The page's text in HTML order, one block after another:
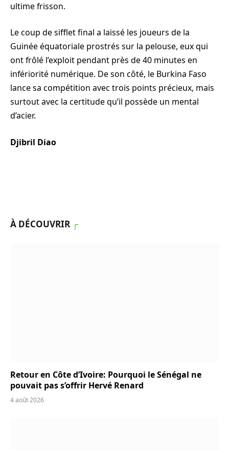
ultime frisson.
Le coup de sifflet final a laissé les joueurs de la
Guinée équatoriale prostrés sur la pelouse, eux qui
ont frôlé l’exploit pendant près de 40 minutes en
infériorité numérique. De son côté, le Burkina Faso
lance sa compétition avec trois points précieux, mais
surtout avec la certitude qu’il possède un mental
d’acier.
Djibril Diao
À DÉCOUVRIR ┌
Retour en Côte d’Ivoire: Pourquoi le Sénégal ne
pouvait pas s’offrir Hervé Renard
4 août 2026